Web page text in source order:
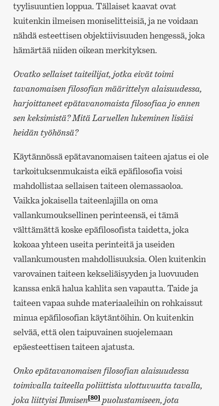
tyylisuuntien loppua. Tällaiset kaavat ovat
kuitenkin ilmeisen moniselitteisiä, ja ne voidaan
nähdä esteettisen objektiivisuuden hengessä, joka
hämärtää niiden oikean merkityksen.
Ovatko sellaiset taiteilijat, jotka eivät toimi
tavanomaisen filosofian määrittelyn alaisuudessa,
harjoittaneet epätavanomaista filosofiaa jo ennen
sen keksimistä? Mitä Laruellen lukeminen lisäisi
heidän työhönsä?
Käytännössä epätavanomaisen taiteen ajatus ei ole
tarkoituksenmukaista eikä epäfilosofia voisi
mahdollistaa sellaisen taiteen olemassaoloa.
Vaikka jokaisella taiteenlajilla on oma
vallankumouksellinen perinteensä, ei tämä
välttämättä koske epäfilosofista taidetta, joka
kokoaa yhteen useita perinteitä ja useiden
vallankumousten mahdollisuuksia. Olen kuitenkin
varovainen taiteen kekseliäisyyden ja luovuuden
kanssa enkä halua kahlita sen vapautta. Taide ja
taiteen vapaa suhde materiaaleihin on rohkaissut
minua epäfilosofian käytäntöihin. On kuitenkin
selvää, että olen taipuvainen suojelemaan
epäesteettisen taiteen ajatusta.
Onko epätavanomaisen filosofian alaisuudessa
toimivalla taiteella poliittista ulottuvuutta tavalla,
joka liittyisi Ihmisen[80]puolustamiseen, jota